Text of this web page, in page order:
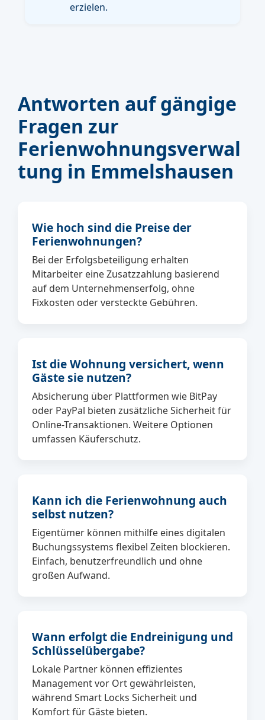
erzielen.
Antworten auf gängige
Fragen zur
Ferienwohnungsverwal
tung in Emmelshausen
Wie hoch sind die Preise der
Ferienwohnungen?
Bei der Erfolgsbeteiligung erhalten
Mitarbeiter eine Zusatzzahlung basierend
auf dem Unternehmenserfolg, ohne
Fixkosten oder versteckte Gebühren.
Ist die Wohnung versichert, wenn
Gäste sie nutzen?
Absicherung über Plattformen wie BitPay
oder PayPal bieten zusätzliche Sicherheit für
Online-Transaktionen. Weitere Optionen
umfassen Käuferschutz.
Kann ich die Ferienwohnung auch
selbst nutzen?
Eigentümer können mithilfe eines digitalen
Buchungssystems flexibel Zeiten blockieren.
Einfach, benutzerfreundlich und ohne
großen Aufwand.
Wann erfolgt die Endreinigung und
Schlüsselübergabe?
Lokale Partner können effizientes
Management vor Ort gewährleisten,
während Smart Locks Sicherheit und
Komfort für Gäste bieten.